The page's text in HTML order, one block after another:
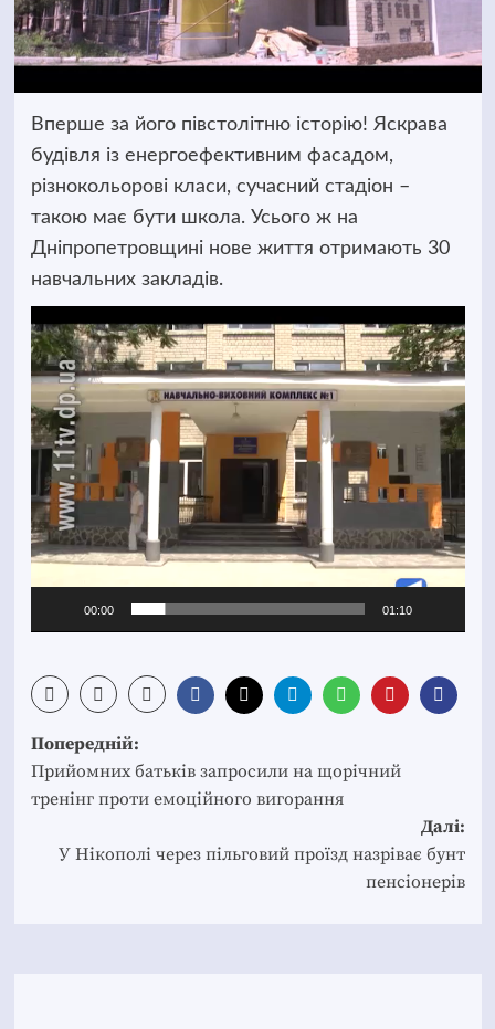
Вперше за його півстолітню історію! Яскрава
будівля із енергоефективним фасадом,
різнокольорові класи, сучасний стадіон –
такою має бути школа. Усього ж на
Дніпропетровщині нове життя отримають 30
навчальних закладів.
Відеопрогравач
00:00 01:10
Post
navigation
Попередній:
Прийомних батьків запросили на щорічний
тренінг проти емоційного вигорання
Далі:
У Нікополі через пільговий проїзд назріває бунт
пенсіонерів